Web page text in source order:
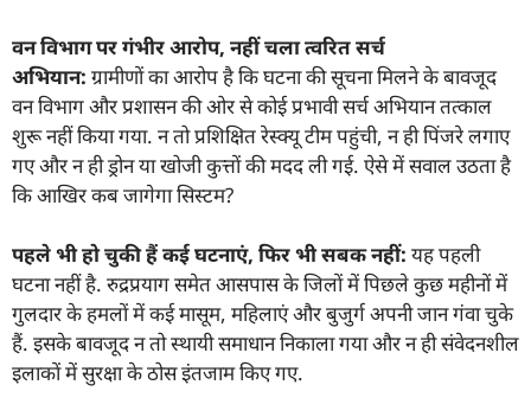
वन विभाग पर गंभीर आरोप, नहीं चला त्वरित सर्च
अभियान: ग्रामीणों का आरोप है कि घटना की सूचना मिलने के बावजूद
वन विभाग और प्रशासन की ओर से कोई प्रभावी सर्च अभियान तत्काल
शुरू नहीं किया गया. न तो प्रशिक्षित रेस्क्यू टीम पहुंची, न ही पिंजरे लगाए
गए और न ही ड्रोन या खोजी कुत्तों की मदद ली गई. ऐसे में सवाल उठता है
कि आखिर कब जागेगा सिस्टम?
पहले भी हो चुकी हैं कई घटनाएं, फिर भी सबक नहीं: यह पहली
घटना नहीं है. रुद्रप्रयाग समेत आसपास के जिलों में पिछले कुछ महीनों में
गुलदार के हमलों में कई मासूम, महिलाएं और बुजुर्ग अपनी जान गंवा चुके
हैं. इसके बावजूद न तो स्थायी समाधान निकाला गया और न ही संवेदनशील
इलाकों में सुरक्षा के ठोस इंतजाम किए गए.